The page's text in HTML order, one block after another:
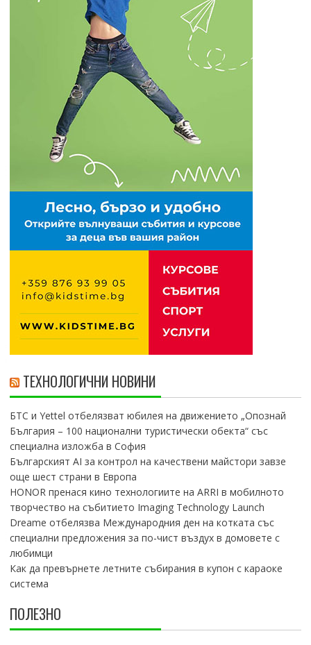
ТЕХНОЛОГИЧНИ НОВИНИ
БТС и Yettel отбелязват юбилея на движението „Опознай
България – 100 национални туристически обекта“ със
специална изложба в София
Българският AI за контрол на качествени майстори завзе
още шест страни в Европа
HONOR пренася кино технологиите на ARRI в мобилното
творчество на събитието Imaging Technology Launch
Dreame отбелязва Международния ден на котката със
специални предложения за по-чист въздух в домовете с
любимци
Как да превърнете летните събирания в купон с караоке
система
ПОЛЕЗНО